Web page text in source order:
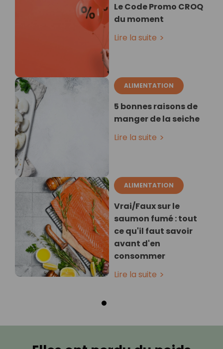
Le Code Promo CROQ
du moment
Lire la suite
ALIMENTATION
5 bonnes raisons de
manger de la seiche
Lire la suite
ALIMENTATION
Vrai/Faux sur le
saumon fumé : tout
ce qu'il faut savoir
avant d'en
consommer
Lire la suite